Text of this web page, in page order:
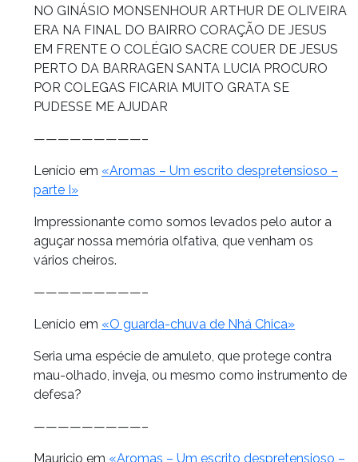
NO GINÁSIO MONSENHOUR ARTHUR DE OLIVEIRA
ERA NA FINAL DO BAIRRO CORAÇÃO DE JESUS
EM FRENTE O COLÉGIO SACRE COUER DE JESUS
PERTO DA BARRAGEN SANTA LUCIA PROCURO
POR COLEGAS FICARIA MUITO GRATA SE
PUDESSE ME AJUDAR
—————————–
Lenício em «Aromas – Um escrito despretensioso –
parte I»
Impressionante como somos levados pelo autor a
aguçar nossa memória olfativa, que venham os
vários cheiros.
—————————–
Lenício em «O guarda-chuva de Nhá Chica»
Seria uma espécie de amuleto, que protege contra
mau-olhado, inveja, ou mesmo como instrumento de
defesa?
—————————–
Mauricio em «Aromas – Um escrito despretensioso –